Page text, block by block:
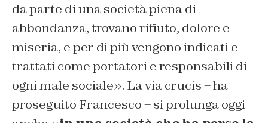
da parte di una società piena di
abbondanza, trovano rifiuto, dolore e
miseria, e per di più vengono indicati e
trattati come portatori e responsabili di
ogni male sociale». La via crucis – ha
proseguito Francesco – si prolunga oggi